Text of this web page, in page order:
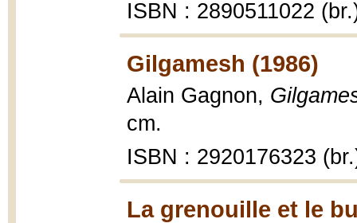
ISBN : 2890511022
Gilgamesh (1986)
Alain Gagnon,
cm.
ISBN : 2920176323
La grenouille et le